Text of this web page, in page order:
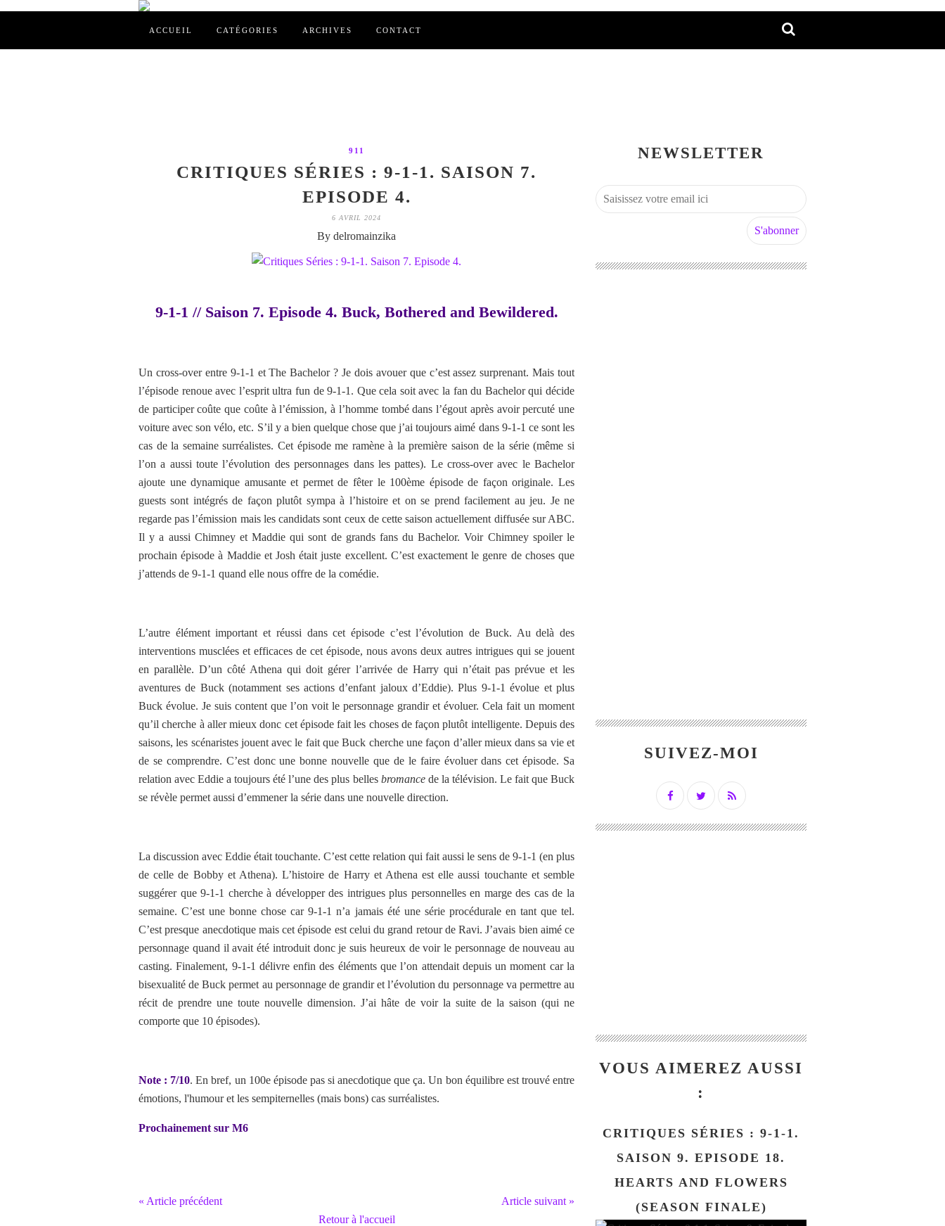
ACCUEIL CATÉGORIES ARCHIVES CONTACT
911
CRITIQUES SÉRIES : 9-1-1. SAISON 7.
EPISODE 4.
6 AVRIL 2024
By delromainzika
9-1-1 // Saison 7. Episode 4. Buck, Bothered and Bewildered.
Un cross-over entre 9-1-1 et The Bachelor ? Je dois avouer que c’est assez surprenant. Mais tout
l’épisode renoue avec l’esprit ultra fun de 9-1-1. Que cela soit avec la fan du Bachelor qui décide
de participer coûte que coûte à l’émission, à l’homme tombé dans l’égout après avoir percuté une
voiture avec son vélo, etc. S’il y a bien quelque chose que j’ai toujours aimé dans 9-1-1 ce sont les
cas de la semaine surréalistes. Cet épisode me ramène à la première saison de la série (même si
l’on a aussi toute l’évolution des personnages dans les pattes). Le cross-over avec le Bachelor
ajoute une dynamique amusante et permet de fêter le 100ème épisode de façon originale. Les
guests sont intégrés de façon plutôt sympa à l’histoire et on se prend facilement au jeu. Je ne
regarde pas l’émission mais les candidats sont ceux de cette saison actuellement diffusée sur ABC.
Il y a aussi Chimney et Maddie qui sont de grands fans du Bachelor. Voir Chimney spoiler le
prochain épisode à Maddie et Josh était juste excellent. C’est exactement le genre de choses que
j’attends de 9-1-1 quand elle nous offre de la comédie.
L’autre élément important et réussi dans cet épisode c’est l’évolution de Buck. Au delà des
interventions musclées et efficaces de cet épisode, nous avons deux autres intrigues qui se jouent
en parallèle. D’un côté Athena qui doit gérer l’arrivée de Harry qui n’était pas prévue et les
aventures de Buck (notamment ses actions d’enfant jaloux d’Eddie). Plus 9-1-1 évolue et plus
Buck évolue. Je suis content que l’on voit le personnage grandir et évoluer. Cela fait un moment
qu’il cherche à aller mieux donc cet épisode fait les choses de façon plutôt intelligente. Depuis des
saisons, les scénaristes jouent avec le fait que Buck cherche une façon d’aller mieux dans sa vie et
de se comprendre. C’est donc une bonne nouvelle que de le faire évoluer dans cet épisode. Sa
relation avec Eddie a toujours été l’une des plus belles bromancede la télévision. Le fait que Buck
se révèle permet aussi d’emmener la série dans une nouvelle direction.
La discussion avec Eddie était touchante. C’est cette relation qui fait aussi le sens de 9-1-1 (en plus
de celle de Bobby et Athena). L’histoire de Harry et Athena est elle aussi touchante et semble
suggérer que 9-1-1 cherche à développer des intrigues plus personnelles en marge des cas de la
semaine. C’est une bonne chose car 9-1-1 n’a jamais été une série procédurale en tant que tel.
C’est presque anecdotique mais cet épisode est celui du grand retour de Ravi. J’avais bien aimé ce
personnage quand il avait été introduit donc je suis heureux de voir le personnage de nouveau au
casting. Finalement, 9-1-1 délivre enfin des éléments que l’on attendait depuis un moment car la
bisexualité de Buck permet au personnage de grandir et l’évolution du personnage va permettre au
récit de prendre une toute nouvelle dimension. J’ai hâte de voir la suite de la saison (qui ne
comporte que 10 épisodes).
Note : 7/10. En bref, un 100e épisode pas si anecdotique que ça. Un bon équilibre est trouvé entre
émotions, l'humour et les sempiternelles (mais bons) cas surréalistes.
Prochainement sur M6
« Article précédent
Article suivant »
Retour à l'accueil
NEWSLETTER
SUIVEZ-MOI
VOUS AIMEREZ AUSSI
:
CRITIQUES SÉRIES : 9-1-1.
SAISON 9. EPISODE 18.
HEARTS AND FLOWERS
(SEASON FINALE)